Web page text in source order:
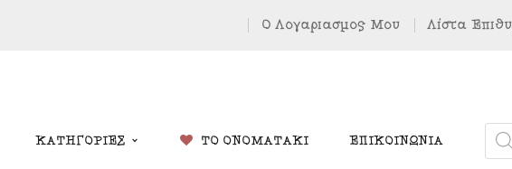
Ο Λογαριασμός Μου Λίστα
ΚΑΤΗΓΟΡΙΕΣ ΤΟ ΟΝΟΜΑΤΑΚΙ ΕΠΙΚΟΙΝΩΝΊΑ